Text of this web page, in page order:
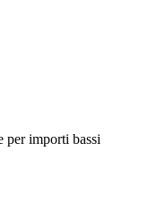
per importi bassi